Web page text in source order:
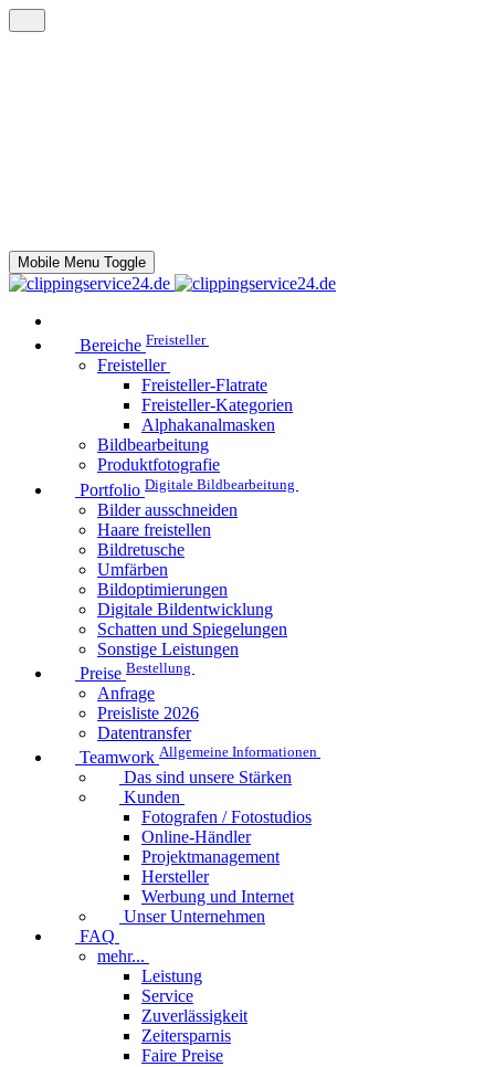
Mobile Menu Toggle
Bereiche Freisteller
Freisteller
Freisteller-Flatrate
Freisteller-Kategorien
Alphakanalmasken
Bildbearbeitung
Produktfotografie
Portfolio Digitale Bildbearbeitung
Bilder ausschneiden
Haare freistellen
Bildretusche
Umfärben
Bildoptimierungen
Digitale Bildentwicklung
Schatten und Spiegelungen
Sonstige Leistungen
Preise Bestellung
Anfrage
Preisliste 2026
Datentransfer
Teamwork Allgemeine Informationen
Das sind unsere Stärken
Kunden
Fotografen / Fotostudios
Online-Händler
Projektmanagement
Hersteller
Werbung und Internet
Unser Unternehmen
FAQ
mehr...
Leistung
Service
Zuverlässigkeit
Zeitersparnis
Faire Preise